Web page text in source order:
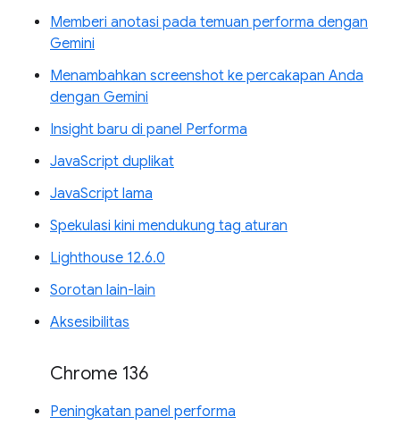
Memberi anotasi pada temuan performa dengan
Gemini
Menambahkan screenshot ke percakapan Anda
dengan Gemini
Insight baru di panel Performa
JavaScript duplikat
JavaScript lama
Spekulasi kini mendukung tag aturan
Lighthouse 12.6.0
Sorotan lain-lain
Aksesibilitas
Chrome 136
Peningkatan panel performa